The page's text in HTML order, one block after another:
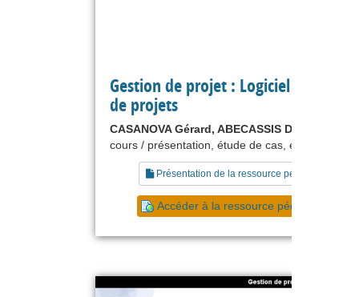
Gestion de projet : Logiciel de
de projets
CASANOVA Gérard, ABECASSIS Denis
cours / présentation, étude de cas, exercice
Présentation de la ressource pédagogique
Accéder à la ressource pédagogique